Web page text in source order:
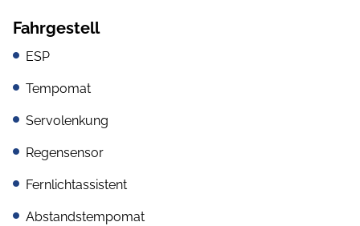
Fahrgestell
ESP
Tempomat
Servolenkung
Regensensor
Fernlichtassistent
Abstandstempomat